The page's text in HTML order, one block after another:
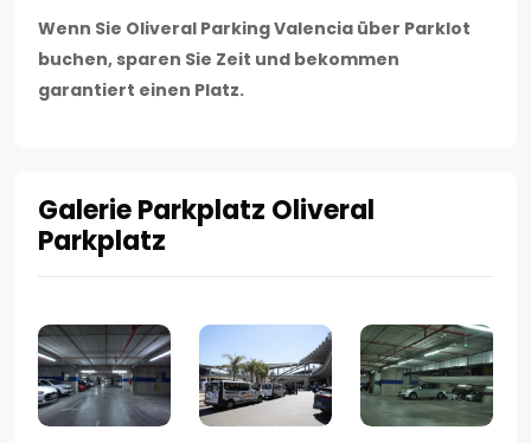
Wenn Sie Oliveral Parking Valencia über Parklot
buchen, sparen Sie Zeit und bekommen
garantiert einen Platz.
Galerie Parkplatz Oliveral
Parkplatz